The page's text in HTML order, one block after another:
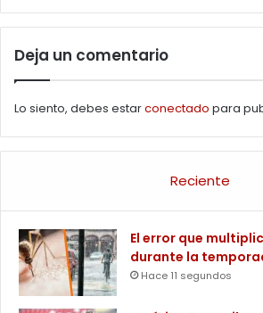
Deja un comentario
Lo siento, debes estarconectado para
Reciente
El error que
durante la
Hace 11 segundos